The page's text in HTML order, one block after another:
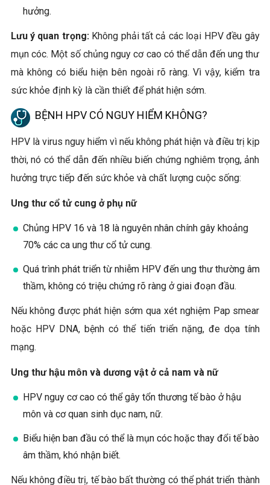
hưởng.
Lưu ý quan trọng:Không phải tất cả các loại HPV đều gây
mụn cóc. Một số chủng nguy cơ cao có thể dẫn đến ung thư
mà không có biểu hiện bên ngoài rõ ràng. Vì vậy, kiểm tra
sức khỏe định kỳ là cần thiết để phát hiện sớm.
BỆNH HPV CÓ NGUY HIỂM KHÔNG?
HPV là virus nguy hiểm vì nếu không phát hiện và điều trị kịp
thời, nó có thể dẫn đến nhiều biến chứng nghiêm trọng, ảnh
hưởng trực tiếp đến sức khỏe và chất lượng cuộc sống:
Ung thư cổ tử cung ở phụ nữ
Chủng HPV 16 và 18 là nguyên nhân chính gây khoảng
70% các ca ung thư cổ tử cung.
Quá trình phát triển từ nhiễm HPV đến ung thư thường âm
thầm, không có triệu chứng rõ ràng ở giai đoạn đầu.
Nếu không được phát hiện sớm qua xét nghiệm Pap smear
hoặc HPV DNA, bệnh có thể tiến triển nặng, đe dọa tính
mạng.
Ung thư hậu môn và dương vật ở cả nam và nữ
HPV nguy cơ cao có thể gây tổn thương tế bào ở hậu
môn và cơ quan sinh dục nam, nữ.
Biểu hiện ban đầu có thể là mụn cóc hoặc thay đổi tế bào
âm thầm, khó nhận biết.
Nếu không điều trị, tế bào bất thường có thể phát triển thành